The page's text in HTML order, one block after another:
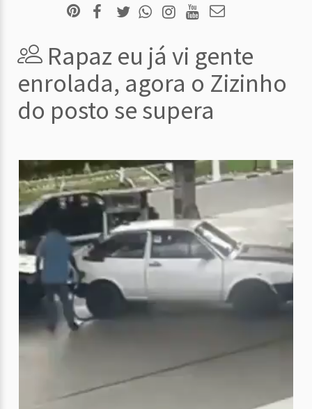
Rapaz eu já vi gente
enrolada, agora o Zizinho
do posto se supera